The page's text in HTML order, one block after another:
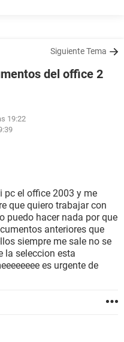
Siguiente Tema
del office 2
19:22
pc el office 2003 y me
que quiero trabajar con
puedo hacer nada por que
anteriores que
siempre me sale no se
la seleccion esta
es urgente de